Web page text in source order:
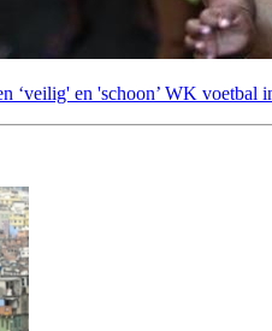
‘veilig' en 'schoon’ WK voetbal